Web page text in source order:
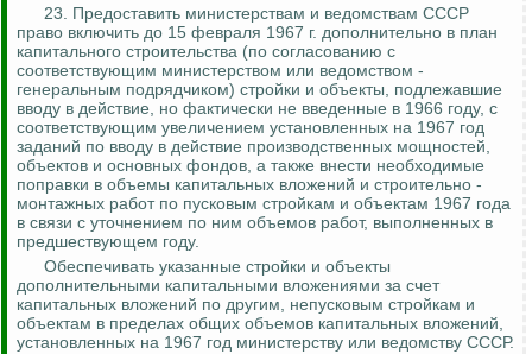
23. Предоставить министерствам и ведомствам СССР
право включить до 15 февраля 1967 г. дополнительно в план
капитального строительства (по согласованию с
соответствующим министерством или ведомством -
генеральным подрядчиком) стройки и объекты, подлежавшие
вводу в действие, но фактически не введенные в 1966 году, с
соответствующим увеличением установленных на 1967 год
заданий по вводу в действие производственных мощностей,
объектов и основных фондов, а также внести необходимые
поправки в объемы капитальных вложений и строительно -
монтажных работ по пусковым стройкам и объектам 1967 года
в связи с уточнением по ним объемов работ, выполненных в
предшествующем году.
Обеспечивать указанные стройки и объекты
дополнительными капитальными вложениями за счет
капитальных вложений по другим, непусковым стройкам и
объектам в пределах общих объемов капитальных вложений,
установленных на 1967 год министерству или ведомству СССР.